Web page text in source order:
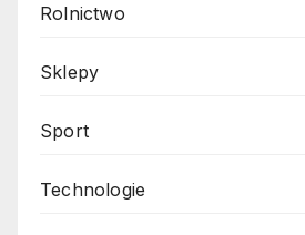
Rolnictwo
Sklepy
Sport
Technologie